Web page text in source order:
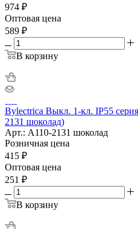
974 ₽
Оптовая цена
589 ₽
В корзину
Bylectrica Выкл. 1-кл. IP55
2131 шоколад)
Арт.: А110-2131 шоколад
Розничная цена
415 ₽
Оптовая цена
251 ₽
В корзину